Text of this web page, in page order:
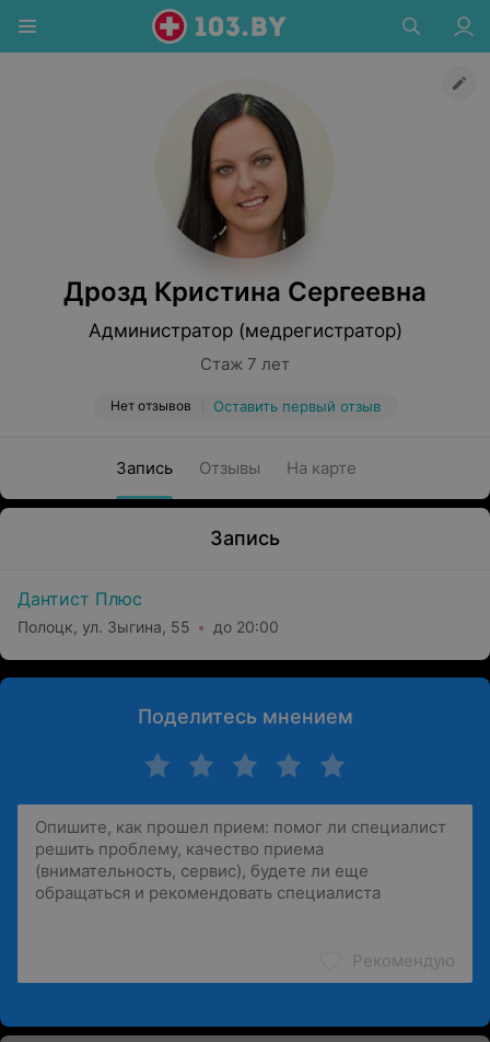
Дрозд Кристина Сергеевна
Администратор (медрегистратор)
Стаж 7 лет
Нет отзывов Оставить первый отзыв
Запись Отзывы На карте
Запись
Дантист Плюс
Полоцк, ул. Зыгина, 55 до 20:00
Поделитесь мнением
Рекомендую